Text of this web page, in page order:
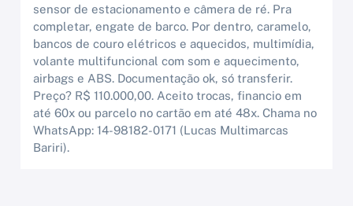
sensor de estacionamento e câmera de ré. Pra
completar, engate de barco. Por dentro, caramelo,
bancos de couro elétricos e aquecidos, multimídia,
volante multifuncional com som e aquecimento,
airbags e ABS. Documentação ok, só transferir.
Preço? R$ 110.000,00. Aceito trocas, financio em
até 60x ou parcelo no cartão em até 48x. Chama no
WhatsApp: 14-98182-0171 (Lucas Multimarcas
Bariri).